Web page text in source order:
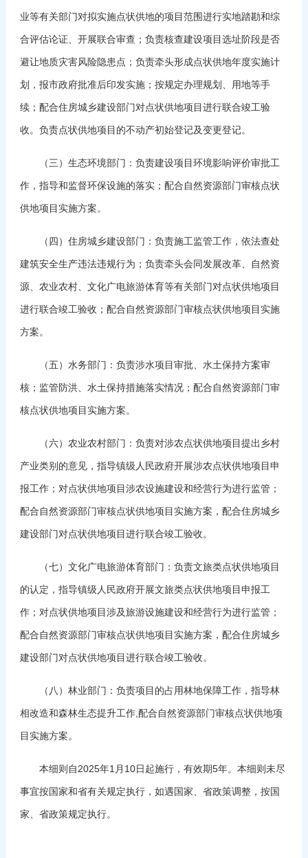
业等有关部门对拟实施点状供地的项目范围进行实地踏勘和综
合评估论证、开展联合审查；负责核查建设项目选址阶段是否
避让地质灾害风险隐患点；负责牵头形成点状供地年度实施计
划，报市政府批准后印发实施；按规定办理规划、用地等手
续；配合住房城乡建设部门对点状供地项目进行联合竣工验
收。负责点状供地项目的不动产初始登记及变更登记。
（三）生态环境部门：负责建设项目环境影响评价审批工
作，指导和监督环保设施的落实；配合自然资源部门审核点状
供地项目实施方案。
（四）住房城乡建设部门：负责施工监管工作，依法查处
建筑安全生产违法违规行为；负责牵头会同发展改革、自然资
源、农业农村、文化广电旅游体育等有关部门对点状供地项目
进行联合竣工验收；配合自然资源部门审核点状供地项目实施
方案。
（五）水务部门：负责涉水项目审批、水土保持方案审
核；监管防洪、水土保持措施落实情况；配合自然资源部门审
核点状供地项目实施方案。
（六）农业农村部门：负责对涉农点状供地项目提出乡村
产业类别的意见，指导镇级人民政府开展涉农点状供地项目申
报工作；对点状供地项目涉农设施建设和经营行为进行监管；
配合自然资源部门审核点状供地项目实施方案，配合住房城乡
建设部门对点状供地项目进行联合竣工验收。
（七）文化广电旅游体育部门：负责文旅类点状供地项目
的认定，指导镇级人民政府开展文旅类点状供地项目申报工
作；对点状供地项目涉及旅游设施建设和经营行为进行监管；
配合自然资源部门审核点状供地项目实施方案，配合住房城乡
建设部门对点状供地项目进行联合竣工验收。
（八）林业部门：负责项目的占用林地保障工作，指导林
相改造和森林生态提升工作,配合自然资源部门审核点状供地项
目实施方案。
本细则自2025年1月10日起施行，有效期5年。本细则未尽
事宜按国家和省有关规定执行，如遇国家、省政策调整，按国
家、省政策规定执行。